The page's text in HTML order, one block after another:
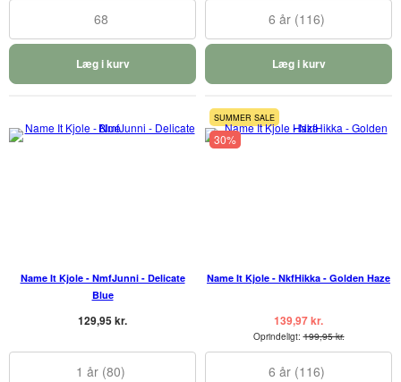
68
Læg i kurv
6 år (116)
Læg i kurv
Name It Kjole - NmfJunni - Delicate
Blue
129,95 kr.
1 år (80)
SUMMER SALE
30%
Name It Kjole - NkfHikka - Golden Haze
139,97 kr.
Oprindeligt:199,95 kr.
6 år (116)